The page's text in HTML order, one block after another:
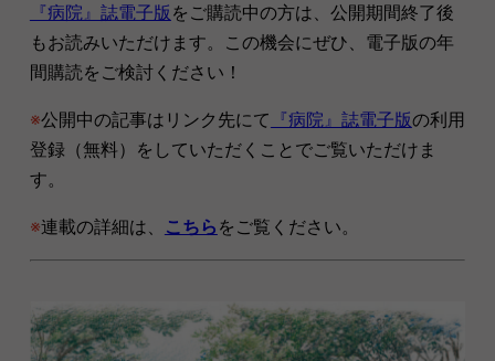
『病院』誌電子版 をご購読中の方は、公開期間終了後
もお読みいただけます。この機会にぜひ、電子版の年
間購読をご検討ください！
※公開中の記事はリンク先にて 『病院』誌電子版の利用
登録（無料）をしていただくことでご覧いただけま
す。
※連載の詳細は、 こちら をご覧ください。